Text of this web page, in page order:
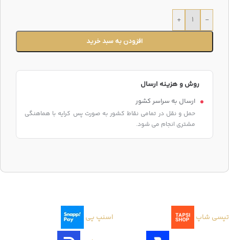
-
+
افزودن به سبد خرید
روش و هزینه ارسال
ارسال به سراسر کشور
حمل و نقل در تمامی نقاط کشور به صورت پس کرایه با هماهنگی
مشتری انجام می شود.
تپسی شاپ اسنپ پی